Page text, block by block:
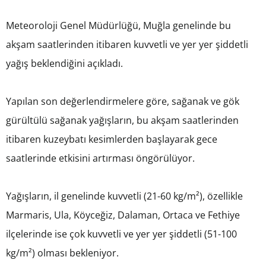
Meteoroloji Genel Müdürlüğü, Muğla genelinde bu
akşam saatlerinden itibaren kuvvetli ve yer yer şiddetli
yağış beklendiğini açıkladı.
Yapılan son değerlendirmelere göre, sağanak ve gök
gürültülü sağanak yağışların, bu akşam saatlerinden
itibaren kuzeybatı kesimlerden başlayarak gece
saatlerinde etkisini artırması öngörülüyor.
Yağışların, il genelinde kuvvetli (21-60 kg/m²), özellikle
Marmaris, Ula, Köyceğiz, Dalaman, Ortaca ve Fethiye
ilçelerinde ise çok kuvvetli ve yer yer şiddetli (51-100
kg/m²) olması bekleniyor.